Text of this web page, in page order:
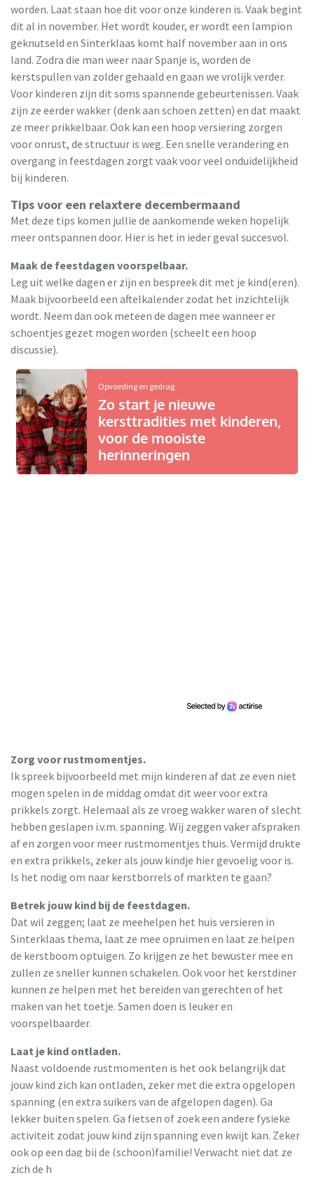
worden. Laat staan hoe dit voor onze kinderen is. Vaak begint
dit al in november. Het wordt kouder, er wordt een lampion
geknutseld en Sinterklaas komt half november aan in ons
land. Zodra die man weer naar Spanje is, worden de
kerstspullen van zolder gehaald en gaan we vrolijk verder.
Voor kinderen zijn dit soms spannende gebeurtenissen. Vaak
zijn ze eerder wakker (denk aan schoen zetten) en dat maakt
ze meer prikkelbaar. Ook kan een hoop versiering zorgen
voor onrust, de structuur is weg. Een snelle verandering en
overgang in feestdagen zorgt vaak voor veel onduidelijkheid
bij kinderen.
Tips voor een relaxtere decembermaand
Met deze tips komen jullie de aankomende weken hopelijk
meer ontspannen door. Hier is het in ieder geval succesvol.
Maak de feestdagen voorspelbaar.
Leg uit welke dagen er zijn en bespreek dit met je kind(eren).
Maak bijvoorbeeld een aftelkalender zodat het inzichtelijk
wordt. Neem dan ook meteen de dagen mee wanneer er
schoentjes gezet mogen worden (scheelt een hoop
discussie).
Opvoeding en gedrag
Zo start je nieuwe
kersttradities met kinderen,
voor de mooiste
herinneringen
Zorg voor rustmomentjes.
Ik spreek bijvoorbeeld met mijn kinderen af dat ze even niet
mogen spelen in de middag omdat dit weer voor extra
prikkels zorgt. Helemaal als ze vroeg wakker waren of slecht
hebben geslapen i.v.m. spanning. Wij zeggen vaker afspraken
af en zorgen voor meer rustmomentjes thuis. Vermijd drukte
en extra prikkels, zeker als jouw kindje hier gevoelig voor is.
Is het nodig om naar kerstborrels of markten te gaan?
Betrek jouw kind bij de feestdagen.
Dat wil zeggen; laat ze meehelpen het huis versieren in
Sinterklaas thema, laat ze mee opruimen en laat ze helpen
de kerstboom optuigen. Zo krijgen ze het bewuster mee en
zullen ze sneller kunnen schakelen. Ook voor het kerstdiner
kunnen ze helpen met het bereiden van gerechten of het
maken van het toetje. Samen doen is leuker en
voorspelbaarder.
Laat je kind ontladen.
Naast voldoende rustmomenten is het ook belangrijk dat
jouw kind zich kan ontladen, zeker met die extra opgelopen
spanning (en extra suikers van de afgelopen dagen). Ga
lekker buiten spelen. Ga fietsen of zoek een andere fysieke
activiteit zodat jouw kind zijn spanning even kwijt kan. Zeker
ook op een dag bij de (schoon)familie! Verwacht niet dat ze
zich de hele dag keurig kunnen gedragen!